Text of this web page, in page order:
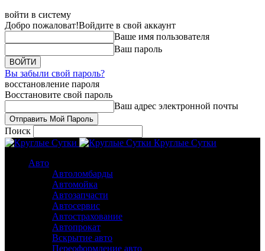
войти в систему
Добро пожаловат!Войдите в свой аккаунт
Ваше имя пользователя
Ваш пароль
Вы забыли свой пароль?
восстановление пароля
Восстановите свой пароль
Ваш адрес электронной почты
Поиск
Круглые Сутки
Авто
Автоломбарды
Автомойка
Автозапчасти
Автосервис
Автострахование
Автопрокат
Вскрытие авто
Переоформление авто